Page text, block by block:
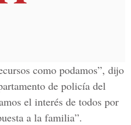
como podamos”, dijo
de policía del
el interés de todos por
a la familia”.